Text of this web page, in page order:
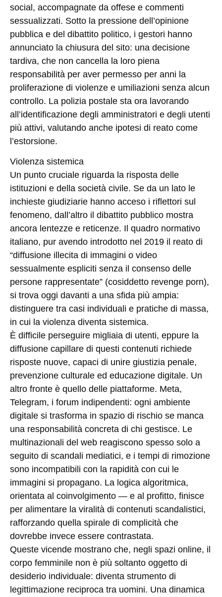
social, accompagnate da offese e commenti
sessualizzati. Sotto la pressione dell’opinione
pubblica e del dibattito politico, i gestori hanno
annunciato la chiusura del sito: una decisione
tardiva, che non cancella la loro piena
responsabilità per aver permesso per anni la
proliferazione di violenze e umiliazioni senza alcun
controllo. La polizia postale sta ora lavorando
all’identificazione degli amministratori e degli utenti
più attivi, valutando anche ipotesi di reato come
l’estorsione.
Violenza sistemica
Un punto cruciale riguarda la risposta delle
istituzioni e della società civile. Se da un lato le
inchieste giudiziarie hanno acceso i riflettori sul
fenomeno, dall’altro il dibattito pubblico mostra
ancora lentezze e reticenze. Il quadro normativo
italiano, pur avendo introdotto nel 2019 il reato di
“diffusione illecita di immagini o video
sessualmente espliciti senza il consenso delle
persone rappresentate” (cosiddetto revenge porn),
si trova oggi davanti a una sfida più ampia:
distinguere tra casi individuali e pratiche di massa,
in cui la violenza diventa sistemica.
È difficile perseguire migliaia di utenti, eppure la
diffusione capillare di questi contenuti richiede
risposte nuove, capaci di unire giustizia penale,
prevenzione culturale ed educazione digitale. Un
altro fronte è quello delle piattaforme. Meta,
Telegram, i forum indipendenti: ogni ambiente
digitale si trasforma in spazio di rischio se manca
una responsabilità concreta di chi gestisce. Le
multinazionali del web reagiscono spesso solo a
seguito di scandali mediatici, e i tempi di rimozione
sono incompatibili con la rapidità con cui le
immagini si propagano. La logica algoritmica,
orientata al coinvolgimento — e al profitto, finisce
per alimentare la viralità di contenuti scandalistici,
rafforzando quella spirale di complicità che
dovrebbe invece essere contrastata.
Queste vicende mostrano che, negli spazi online, il
corpo femminile non è più soltanto oggetto di
desiderio individuale: diventa strumento di
legittimazione reciproca tra uomini. Una dinamica